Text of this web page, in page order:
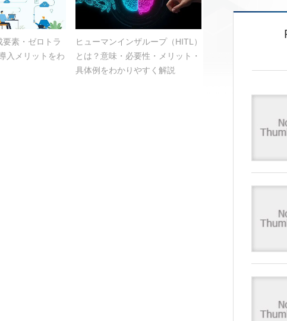
要素・ゼロトラ
入メリットをわ
ヒューマンインザループ（HITL）
とは？意味・必要性・メリット・
具体例をわかりやすく解説